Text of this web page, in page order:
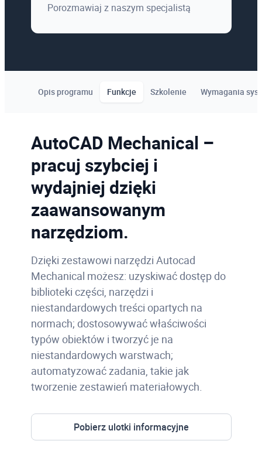
Porozmawiaj z naszym specjalistą
Opis programu Funkcje Szkolenie Wymagania
AutoCAD Mechanical –
pracuj szybciej i
wydajniej dzięki
zaawansowanym
narzędziom.
Dzięki zestawowi narzędzi Autocad
Mechanical możesz: uzyskiwać dostęp do
biblioteki części, narzędzi i
niestandardowych treści opartych na
normach; dostosowywać właściwości
typów obiektów i tworzyć je na
niestandardowych warstwach;
automatyzować zadania, takie jak
tworzenie zestawień materiałowych.
Pobierz ulotki informacyjne